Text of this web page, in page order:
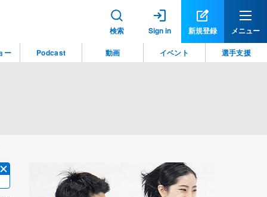
検索 Sign in 新規登録 メニュー
ー Podcast 動画 イベント 選手支援